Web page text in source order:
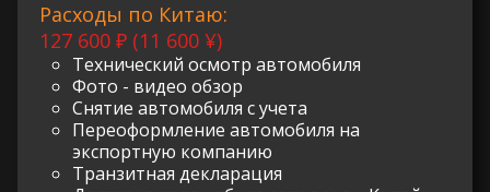
Расходы по Китаю:
127 600 ₽ (11 600 ¥)
Технический осмотр автомобиля
Фото - видео обзор
Снятие автомобиля с учета
Переоформление автомобиля на
экспортную компанию
Транзитная декларация